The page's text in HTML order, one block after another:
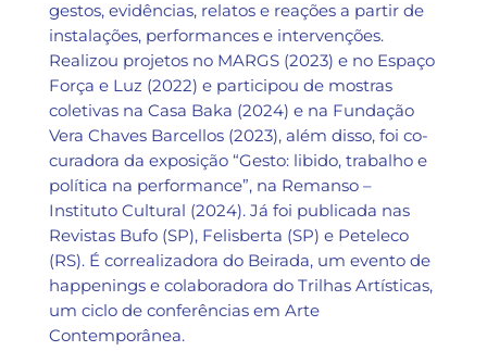
gestos, evidências, relatos e reações a partir de
instalações, performances e intervenções.
Realizou projetos no MARGS (2023) e no Espaço
Força e Luz (2022) e participou de mostras
coletivas na Casa Baka (2024) e na Fundação
Vera Chaves Barcellos (2023), além disso, foi co-
curadora da exposição “Gesto: libido, trabalho e
política na performance”, na Remanso –
Instituto Cultural (2024). Já foi publicada nas
Revistas Bufo (SP), Felisberta (SP) e Peteleco
(RS). É correalizadora do Beirada, um evento de
happenings e colaboradora do Trilhas Artísticas,
um ciclo de conferências em Arte
Contemporânea.